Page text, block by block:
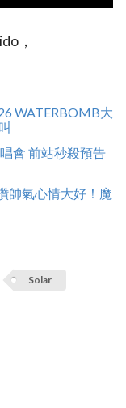
，
WATERBOMB大
會 前站秒殺預告
帥氣心情大好！魔
Solar